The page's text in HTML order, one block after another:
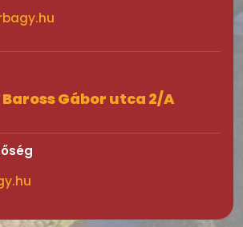
Gábor utca 2/A